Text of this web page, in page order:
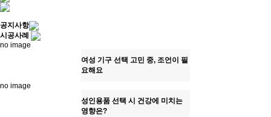
공지사항
시공사례
no image
여성 기구 선택 고민 중, 조언이 필
요해요
no image
성인용품 선택 시 건강에 미치는
영향은?